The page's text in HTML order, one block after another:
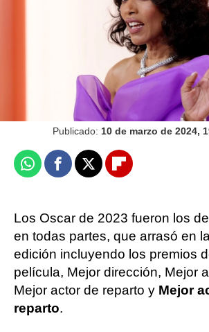
Miguel Toba
Publicado: 10 de marzo de 2024,
WhatsappFacebook
X Flipboard
Los Oscar de 2023 fueron los
en todas partes, que arrasó en
edición incluyendo los premios
película, Mejor dirección, Mejor
Mejor actor de reparto y Mejor
reparto.